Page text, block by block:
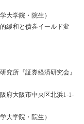
学院・院生）
緩和と債券イールド変
究所『証券経済研究会』
大阪市中央区北浜1-1-
学院・院生）